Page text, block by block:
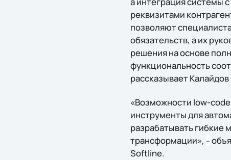
реквизитами
позволяют
обязательств, а их
решения на основе
функциональность
рассказывает
«Возможности low-
инструменты для
разрабатывать гибкие
трансформации», –
Softline.